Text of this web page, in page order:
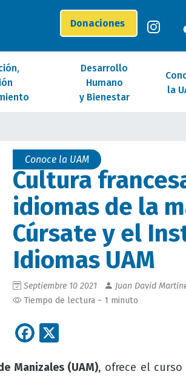
Donaciones
Desarrollo
Humano
y Bienestar
la
Conoce la UAM
Cultura
idiomas de la
Cúrsate y el
Idiomas UAM
Septiembre 10 2021
Juan David
Tiempo de lectura ~ 1 minuto
Facebook
Manizales (UAM), ofrece el curso